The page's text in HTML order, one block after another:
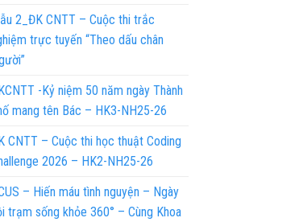
2_ĐK CNTT – Cuộc thi trắc
trực tuyến “Theo dấu chân
-Kỷ niệm 50 năm ngày Thành
mang tên Bác – HK3-NH25-26
CNTT – Cuộc thi học thuật Coding
2026 – HK2-NH25-26
– Hiến máu tình nguyện – Ngày
trạm sống khỏe 360° – Cùng Khoa